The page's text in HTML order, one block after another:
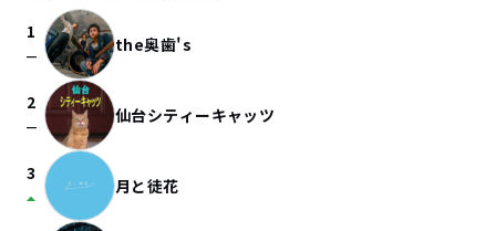
1
check_indeterminate_small the奥歯's
2
check_indeterminate_small 仙台シティーキャッツ
3
arrow_drop_up 月と徒花